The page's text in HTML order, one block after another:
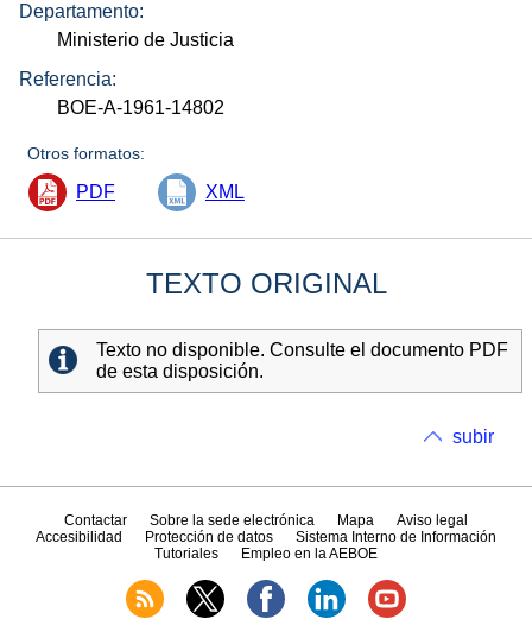
Departamento:
Ministerio de Justicia
Referencia:
BOE-A-1961-14802
Otros formatos:
PDF XML
TEXTO ORIGINAL
Texto no disponible. Consulte el documento PDF
de esta disposición.
subir
Contactar Sobre la sede electrónica Mapa
Aviso legal
Accesibilidad
Protección de datos
Sistema Interno de Información
Tutoriales
Empleo en la AEBOE